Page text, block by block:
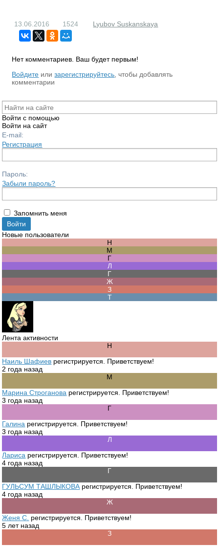
13.06.2016 1524 Lyubov Suskanskaya
Нет комментариев. Ваш будет первым!
Войдите илизарегистрируйтесь , чтобы добавлять
комментарии
Войти с помощью
Войти на сайт
E-mail:
Регистрация
Пароль:
Забыли пароль?
Запомнить меня
Новые пользователи
Лента активности
Наиль Шафиев регистрируется. Приветствуем!
2 года назад
Марина Строганова регистрируется. Приветствуем!
3 года назад
Галина регистрируется. Приветствуем!
3 года назад
Лариса регистрируется. Приветствуем!
4 года назад
ГУЛЬСУМ ТАШЛЫКОВА регистрируется. Приветствуем!
4 года назад
Женя С. регистрируется. Приветствуем!
5 лет назад